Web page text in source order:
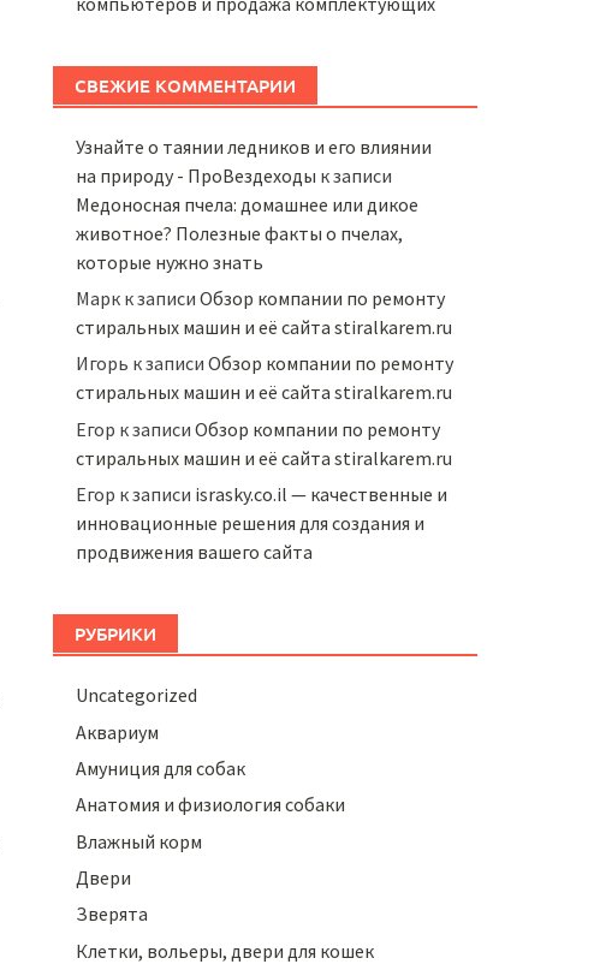
СВЕЖИЕ КОММЕНТАРИИ
Узнайте о таянии ледников и его влиянии
на природу - ПроВездеходы к записи
Медоносная пчела: домашнее или дикое
животное? Полезные факты о пчелах,
которые нужно знать
Маркк записи Обзор компании по ремонту
стиральных машин и её сайта stiralkarem.ru
Игорь к записи Обзор компании по ремонту
стиральных машин и её сайта stiralkarem.ru
Егор к записи Обзор компании по ремонту
стиральных машин и её сайта stiralkarem.ru
Егор к записи israsky.co.il — качественные и
инновационные решения для создания и
продвижения вашего сайта
РУБРИКИ
Uncategorized
Аквариум
Амуниция для собак
Анатомия и физиология собаки
Влажный корм
Двери
Зверята
Клетки, вольеры, двери для кошек